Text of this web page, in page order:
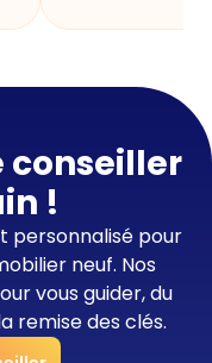
conseiller
!
personnalisé pour
neuf. Nos
vous guider, du
remise des clés.